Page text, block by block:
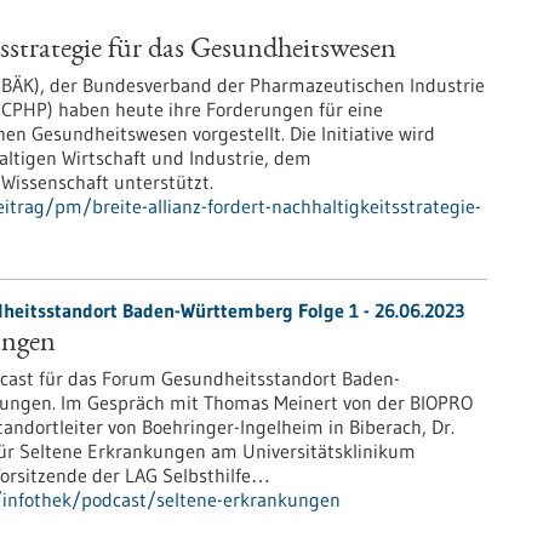
für das Gesundheitswesen
der Bundesverband der Pharmazeutischen Industrie
haben heute ihre Forderungen für eine
Gesundheitswesen vorgestellt. Die Initiative wird
Wirtschaft und Industrie, dem
unterstützt.
pm/breite-allianz-fordert-nachhaltigkeitsstrategie-
Baden-Württemberg Folge 1 - 26.06.2023
für das Forum Gesundheitsstandort Baden-
Im Gespräch mit Thomas Meinert von der BIOPRO
von Boehringer-Ingelheim in Biberach, Dr.
Seltene Erkrankungen am Universitätsklinikum
der LAG Selbsthilfe…
podcast/seltene-erkrankungen